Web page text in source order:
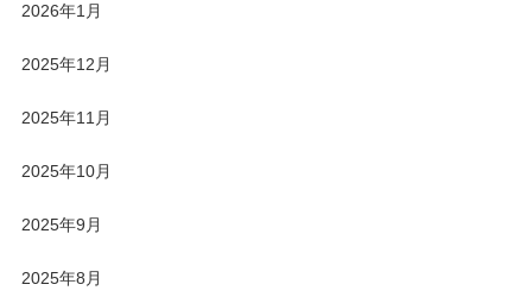
2026年1月
2025年12月
2025年11月
2025年10月
2025年9月
2025年8月